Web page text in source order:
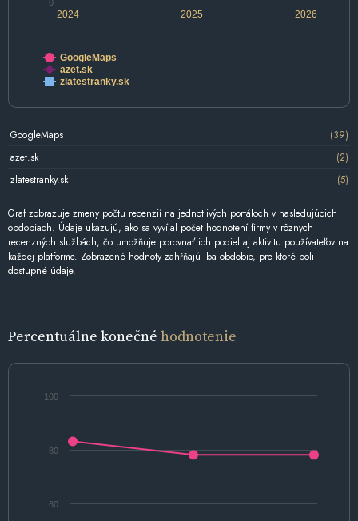
2024 2025 2026
0
GoogleMaps
azet.sk
zlatestranky.sk
GoogleMaps
(39)
azet.sk
(2)
zlatestranky.sk
(5)
Graf zobrazuje zmeny počtu recenzií na jednotlivých portáloch v nasledujúcich
obdobiach. Údaje ukazujú, ako sa vyvíjal počet hodnotení firmy v rôznych
recenzných službách, čo umožňuje porovnať ich podiel aj aktivitu používateľov na
každej platforme. Zobrazené hodnoty zahŕňajú iba obdobie, pre ktoré boli
dostupné údaje.
Percentuálne konečné hodnotenie
60
80
100